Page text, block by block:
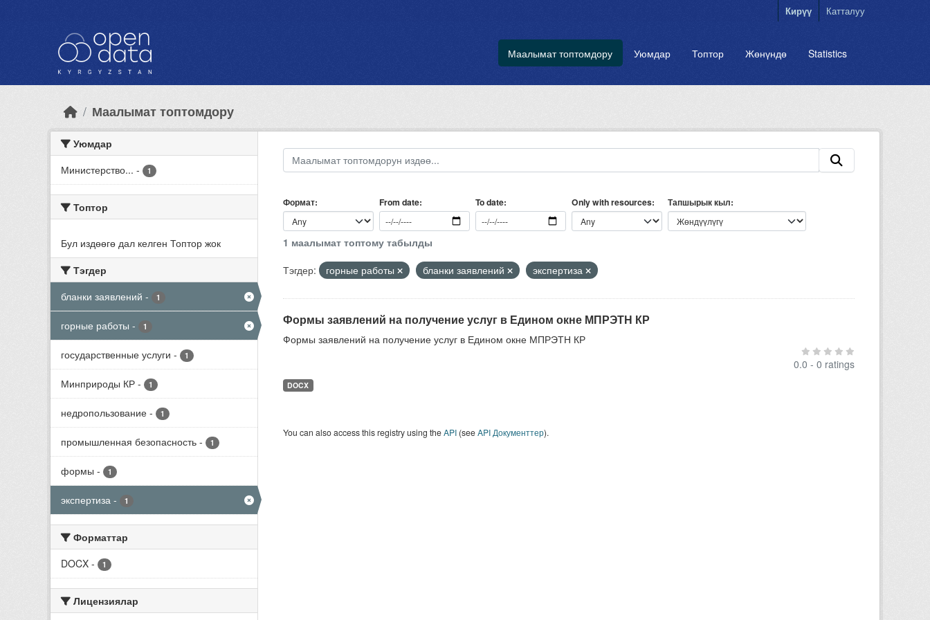
Кирүү Катталуу
Маалымат топтомдору Уюмдар Топтор Жөнүндө Statistics
Маалымат топтомдору
Уюмдар
Министерство... - 1
Топтор
Бул издөөгө дал келген Топтор жок
Тэгдер
бланки заявлений - 1
горные работы - 1
государственные услуги - 1
Минприроды КР - 1
недропользование - 1
промышленная безопасность - 1
формы - 1
экспертиза - 1
Форматтар
DOCX - 1
Лицензиялар
Формат From date To date Only with resources Тапшырык кыл
1 маалымат топтому табылды
Тэгдер:
горные работы бланки заявлений экспертиза
Формы заявлений на получение услуг в Едином окне МПРЭТН КР
Формы заявлений на получение услуг в Едином окне МПРЭТН КР
0.0 - 0 ratings
DOCX
You can also access this registry using theAPI(seeAPI Документтер).